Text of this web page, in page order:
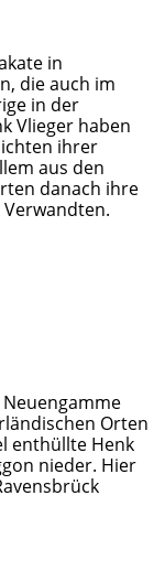
in
die auch im
in der
Vlieger haben
ihrer
aus den
danach ihre
Orten
enthüllte Henk
nieder. Hier